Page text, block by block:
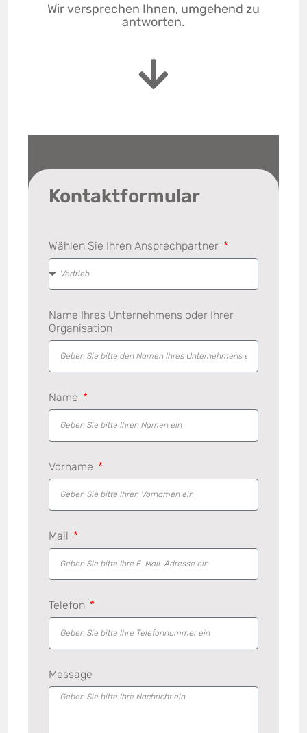
Wir versprechen Ihnen, umgehend zu
antworten.
Kontaktformular
Wählen Sie Ihren Ansprechpartner
Name Ihres Unternehmens oder Ihrer
Organisation
Name
Vorname
Mail
Telefon
Message